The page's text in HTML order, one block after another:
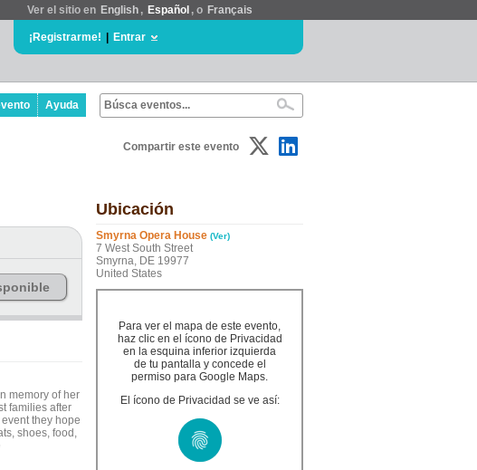
Ver el sitio en English , Español , o Français
¡Registrarme! Entrar
Ayuda
Compartir este evento
memory of her
families after
they hope
shoes, food,
Ubicación
Smyrna Opera House (Ver)
7 West South Street
Smyrna, DE 19977
United States
Para ver el mapa de este evento,
haz clic en el ícono de Privacidad
en la esquina inferior izquierda
de tu pantalla y concede el
permiso para Google Maps.
El ícono de Privacidad se ve así: